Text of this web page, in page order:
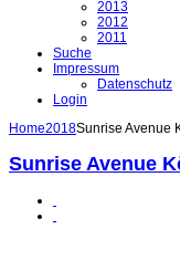
2013
2012
2011
Suche
Impressum
Datenschutz
Login
Home2018Sunrise Avenue
Sunrise Avenue